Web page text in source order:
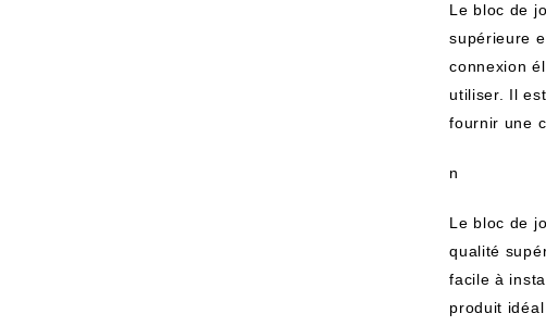
Le bloc de
supérieure
connexion
utiliser. Il
fournir une
n
Le bloc de
qualité
facile à
produit